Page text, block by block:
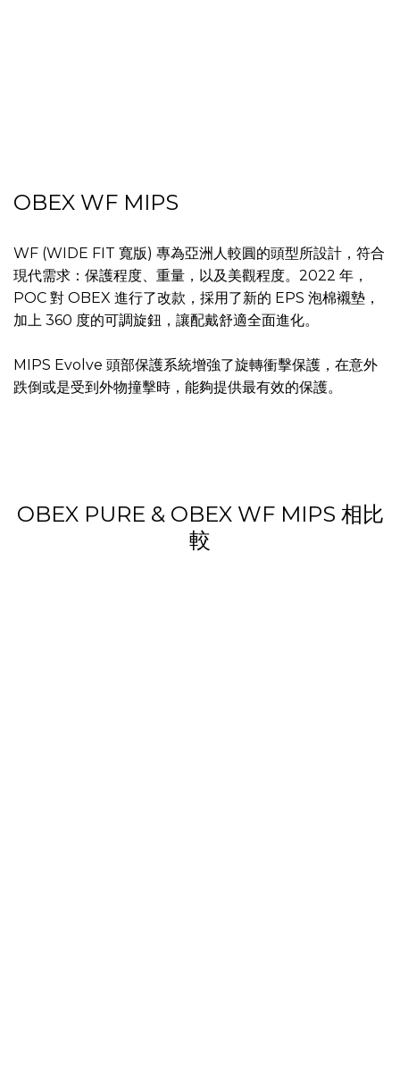
OBEX WF MIPS
WF (WIDE FIT 寬版) 專為亞洲人較圓的頭型所設計，符合
現代需求：保護程度、重量，以及美觀程度。2022 年，
POC 對 OBEX 進行了改款，採用了新的 EPS 泡棉襯墊，
加上 360 度的可調旋鈕，讓配戴舒適全面進化。
MIPS Evolve 頭部保護系統增強了旋轉衝擊保護，在意外
跌倒或是受到外物撞擊時，能夠提供最有效的保護。
OBEX PURE & OBEX WF MIPS 相比
較